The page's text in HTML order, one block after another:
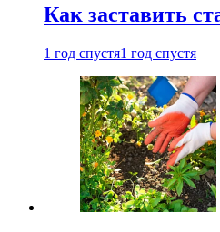
Как заставить
1 год спустя1 год спустя